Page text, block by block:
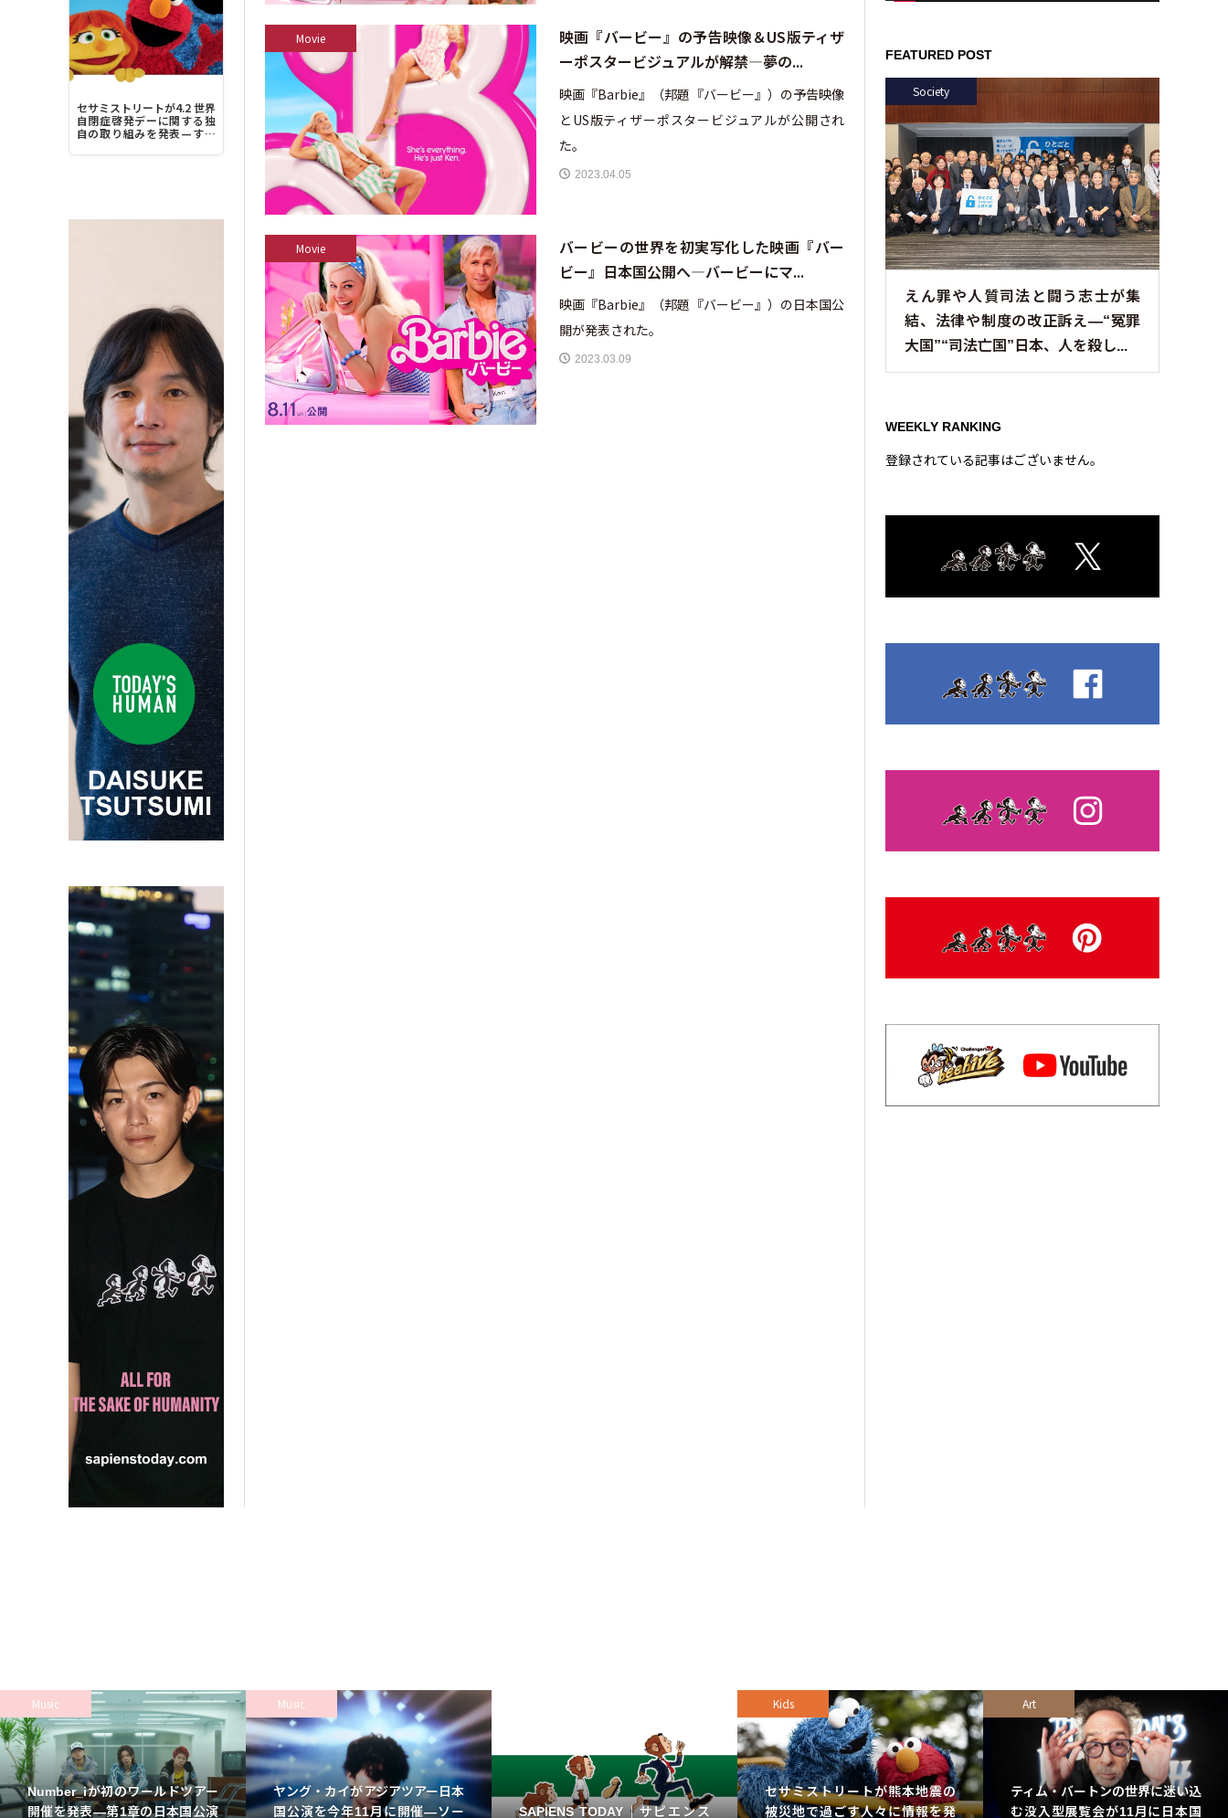
Movie
映画『バービー』の予告映像＆US版ティザ
ーポスタービジュアルが解禁—夢の...
映画『Barbie』（邦題『バービー』）の予告映像
とUS版ティザーポスタービジュアルが公開され
た。
2023.04.05
Movie
バービーの世界を初実写化した映画『バー
ビー』日本国公開へ—バービーにマ...
映画『Barbie』（邦題『バービー』）の日本国公
開が発表された。
2023.03.09
FEATURED POST
Society
えん罪や人質司法と闘う志士が集
結、法律や制度の改正訴え—“冤罪
大国”“司法亡国”日本、人を殺し...
WEEKLY RANKING
登録されている記事はございません。
セサミストリートが4.2 世界
自閉症啓発デーに関する独
自の取り組みを発表—すべ
のある社会を築く力に
Music
Number_iが初のワールドツアー
開催を発表—第1章の日本国公演
Music
ヤング・カイがアジアツアー日本
国公演を今年11月に開催—ソー
SAPIENS TODAY｜サピエンス
Kids
セサミストリートが熊本地震の
被災地で過ごす人々に情報を発
Art
ティム・バートンの世界に迷い込
む没入型展覧会が11月に日本国